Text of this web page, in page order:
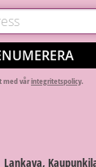
med vårintegritetspolicy.